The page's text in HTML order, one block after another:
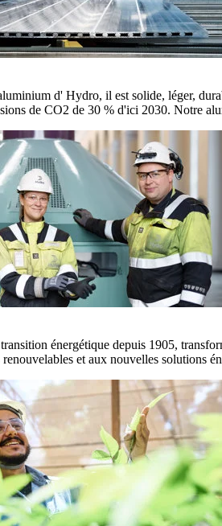
d' Hydro, il est solide, léger,
de CO2 de 30 % d'ici 2030. Notre
énergétique depuis 1905,
et aux nouvelles solutions